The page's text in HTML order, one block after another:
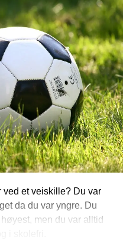
viser seg å være
Blackburn
– Liverpool
ved et veiskille? Du var
da du var yngre. Du
men du var alltid